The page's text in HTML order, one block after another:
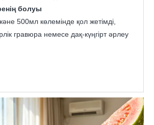
болуы:
500мл көлемінде қол жетімді,
гравюра немесе дақ-күңгірт әрлеу.